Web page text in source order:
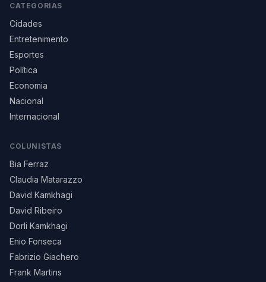
CATEGORIAS
Cidades
Entretenimento
Esportes
Política
Economia
Nacional
Internacional
COLUNISTAS
Bia Ferraz
Claudia Matarazzo
David Kamkhagi
David Ribeiro
Dorli Kamkhagi
Enio Fonseca
Fabrizio Giachero
Frank Martins